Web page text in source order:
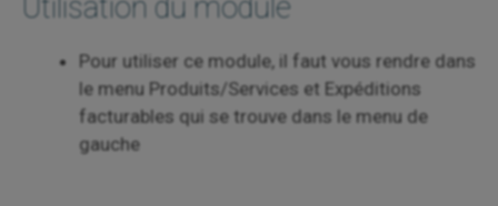
Utilisation du module
Pour utiliser ce module, il faut vous rendre dans
le menu Produits/Services et Expéditions
facturables qui se trouve dans le menu de
gauche